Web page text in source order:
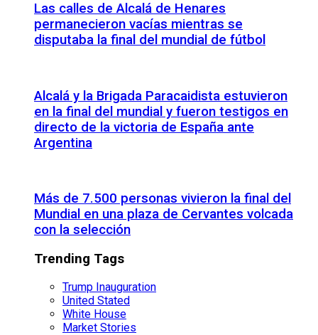
Las calles de Alcalá de Henares
permanecieron vacías mientras se
disputaba la final del mundial de fútbol
Alcalá y la Brigada Paracaidista estuvieron
en la final del mundial y fueron testigos en
directo de la victoria de España ante
Argentina
Más de 7.500 personas vivieron la final del
Mundial en una plaza de Cervantes volcada
con la selección
Trending Tags
Trump Inauguration
United Stated
White House
Market Stories